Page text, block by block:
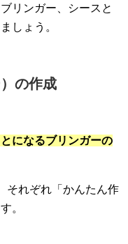
リンガー、シースと
しょう。
の作成
になるブリンガーの
それぞれ「かんたん作
。